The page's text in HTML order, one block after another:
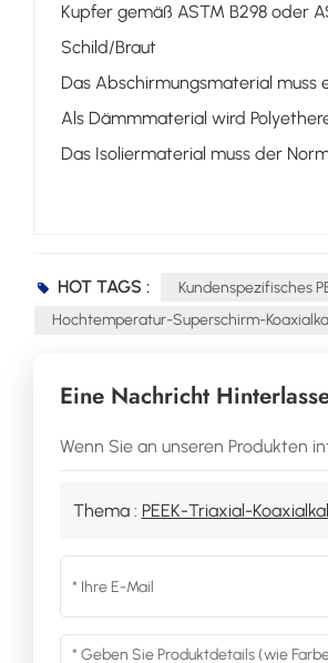
Kupfer gemäß ASTM B298 oder
Schild/Braut
Das Abschirmungsmaterial
Als Dämmmaterial wird
Das Isoliermaterial muss der
HOT TAGS : Kundenspezifisches
Hochtemperatur-Superschirm-
Eine Nachricht
Wenn Sie an unseren Produkten
Thema : PEEK-Triaxial-